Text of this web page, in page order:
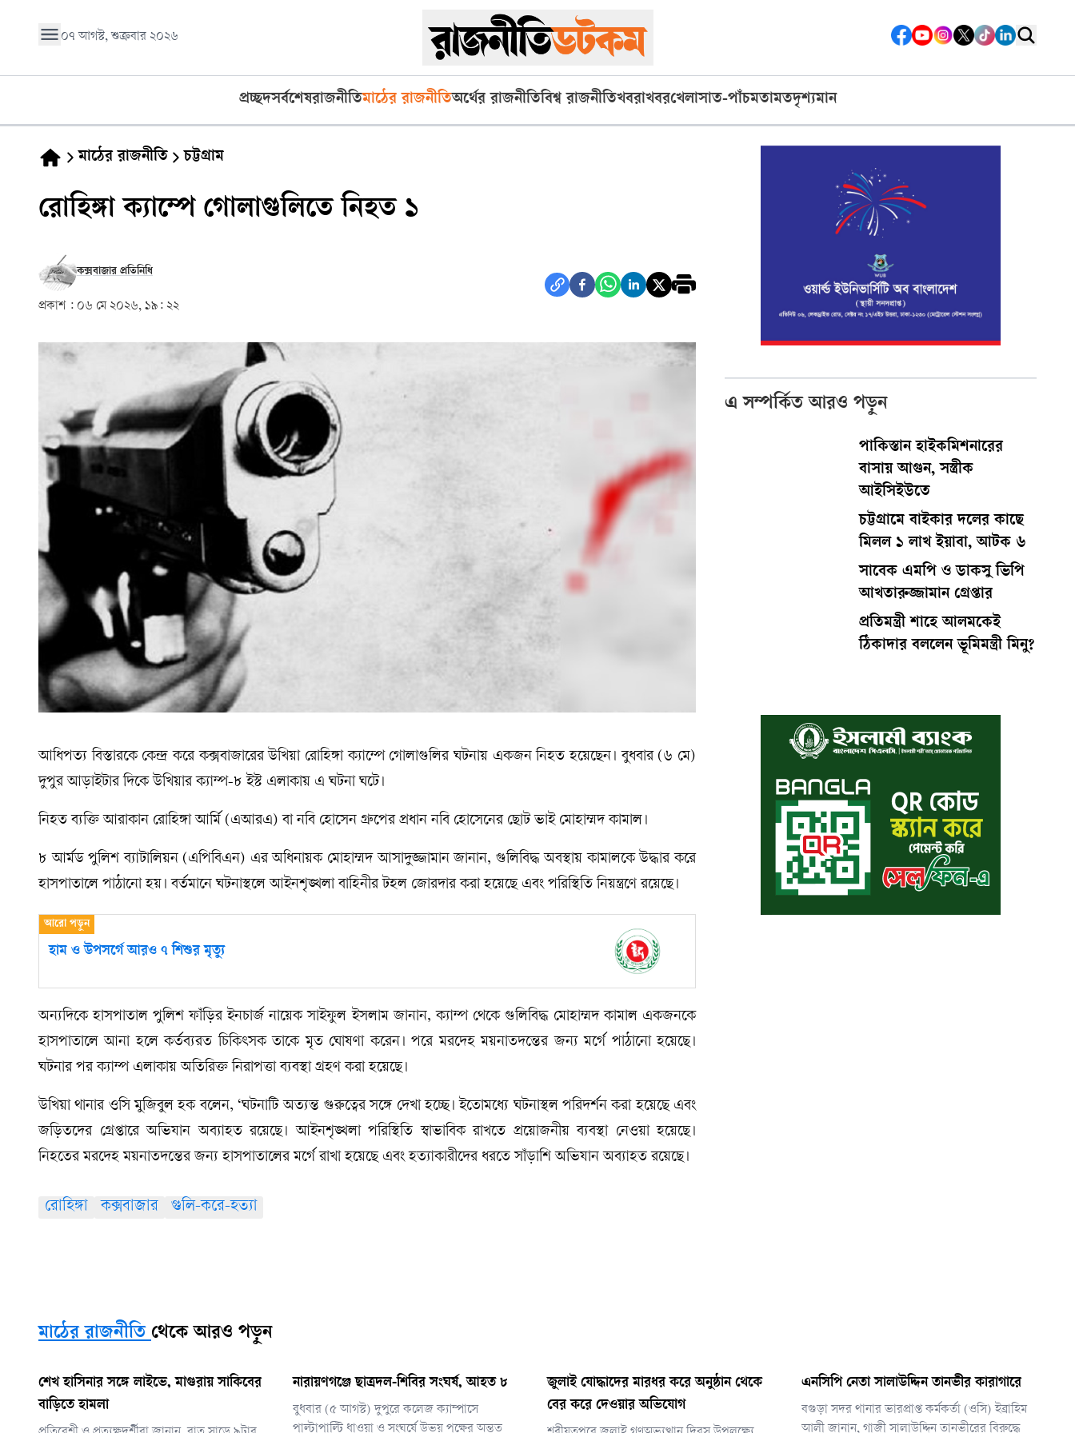
০৭ আগস্ট, শুক্রবার ২০২৬
প্রচ্ছদসর্বশেষরাজনীতিমাঠের রাজনীতিঅর্থের রাজনীতিবিশ্ব রাজনীতিখবরাখবরখেলাসাত-পাঁচমতামতদৃশ্যমান
মাঠের রাজনীতি চট্টগ্রাম
রোহিঙ্গা ক্যাম্পে গোলাগুলিতে নিহত ১
কক্সবাজার প্রতিনিধি
প্রকাশ : ০৬ মে ২০২৬, ১৯: ২২
আধিপত্য বিস্তারকে কেন্দ্র করে কক্সবাজারের উখিয়া রোহিঙ্গা ক্যাম্পে গোলাগুলির ঘটনায় একজন নিহত হয়েছেন। বুধবার (৬ মে)
দুপুর আড়াইটার দিকে উখিয়ার ক্যাম্প-৮ ইস্ট এলাকায় এ ঘটনা ঘটে।
নিহত ব্যক্তি আরাকান রোহিঙ্গা আর্মি (এআরএ) বা নবি হোসেন গ্রুপের প্রধান নবি হোসেনের ছোট ভাই মোহাম্মদ কামাল।
৮ আর্মড পুলিশ ব্যাটালিয়ন (এপিবিএন) এর অধিনায়ক মোহাম্মদ আসাদুজ্জামান জানান, গুলিবিদ্ধ অবস্থায় কামালকে উদ্ধার করে
হাসপাতালে পাঠানো হয়। বর্তমানে ঘটনাস্থলে আইনশৃঙ্খলা বাহিনীর টহল জোরদার করা হয়েছে এবং পরিস্থিতি নিয়ন্ত্রণে রয়েছে।
হাম ও উপসর্গে আরও ৭ শিশুর মৃত্যু
অন্যদিকে হাসপাতাল পুলিশ ফাঁড়ির ইনচার্জ নায়েক সাইফুল ইসলাম জানান, ক্যাম্প থেকে গুলিবিদ্ধ মোহাম্মদ কামাল একজনকে
হাসপাতালে আনা হলে কর্তব্যরত চিকিৎসক তাকে মৃত ঘোষণা করেন। পরে মরদেহ ময়নাতদন্তের জন্য মর্গে পাঠানো হয়েছে।
ঘটনার পর ক্যাম্প এলাকায় অতিরিক্ত নিরাপত্তা ব্যবস্থা গ্রহণ করা হয়েছে।
উখিয়া থানার ওসি মুজিবুল হক বলেন, ‘ঘটনাটি অত্যন্ত গুরুত্বের সঙ্গে দেখা হচ্ছে। ইতোমধ্যে ঘটনাস্থল পরিদর্শন করা হয়েছে এবং
জড়িতদের গ্রেপ্তারে অভিযান অব্যাহত রয়েছে। আইনশৃঙ্খলা পরিস্থিতি স্বাভাবিক রাখতে প্রয়োজনীয় ব্যবস্থা নেওয়া হয়েছে।
নিহতের মরদেহ ময়নাতদন্তের জন্য হাসপাতালের মর্গে রাখা হয়েছে এবং হত্যাকারীদের ধরতে সাঁড়াশি অভিযান অব্যাহত রয়েছে।
রোহিঙ্গা কক্সবাজার গুলি-করে-হত্যা
এ সম্পর্কিত আরও পড়ুন
পাকিস্তান হাইকমিশনারের
বাসায় আগুন, সস্ত্রীক
আইসিইউতে
চট্টগ্রামে বাইকার দলের কাছে
মিলল ১ লাখ ইয়াবা, আটক ৬
সাবেক এমপি ও ডাকসু ভিপি
আখতারুজ্জামান গ্রেপ্তার
প্রতিমন্ত্রী শাহে আলমকেই
ঠিকাদার বললেন ভূমিমন্ত্রী মিনু?
মাঠের রাজনীতি থেকে আরও পড়ুন
শেখ হাসিনার সঙ্গে লাইভে, মাগুরায় সাকিবের
বাড়িতে হামলা
নারায়ণগঞ্জে ছাত্রদল-শিবির সংঘর্ষ, আহত ৮
বুধবার (৫ আগস্ট) দুপুরে কলেজ ক্যাম্পাসে
পাল্টাপাল্টি ধাওয়া ও সংঘর্ষে উভয় পক্ষের অন্তত
জুলাই যোদ্ধাদের মারধর করে অনুষ্ঠান থেকে
বের করে দেওয়ার অভিযোগ
এনসিপি নেতা সালাউদ্দিন তানভীর কারাগারে
বগুড়া সদর থানার ভারপ্রাপ্ত কর্মকর্তা (ওসি) ইব্রাহিম
আলী জানান, গাজী সালাউদ্দিন তানভীরের বিরুদ্ধে